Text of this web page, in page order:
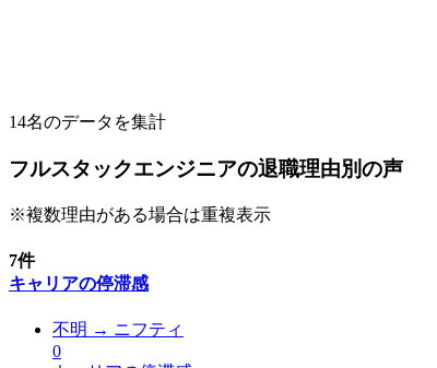
14名のデータを集計
フルスタックエンジニアの退職理由別の声
※複数理由がある場合は重複表示
7件
キャリアの停滞感
不明 → ニフティ
0